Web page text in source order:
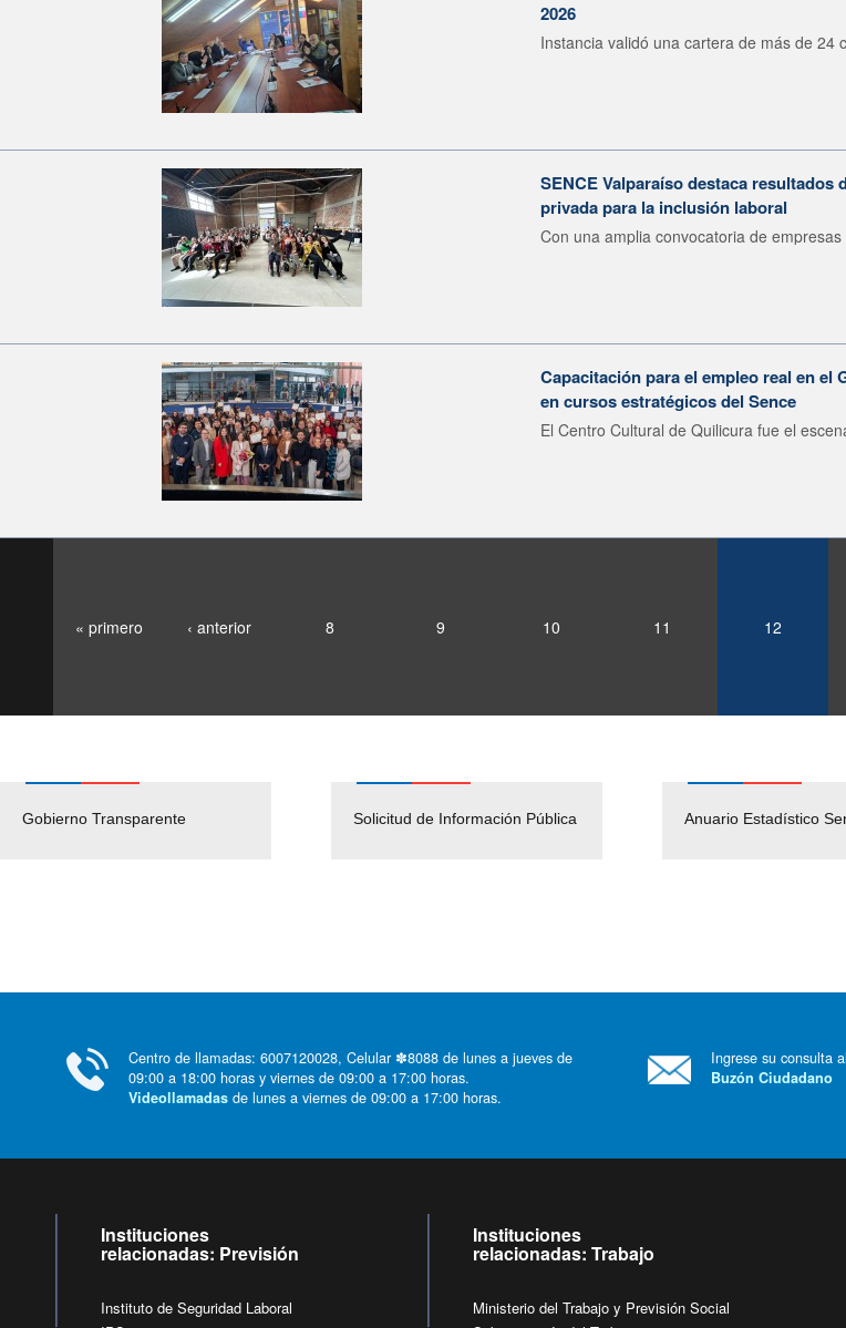
2026
Instancia validó una cartera de más de 24
SENCE Valparaíso destaca
privada para la inclusión laboral
Con una amplia convocatoria de
Capacitación para el empleo real en el
en cursos estratégicos del Sence
El Centro Cultural de Quilicura fue el
« primero ‹ anterior 8 9 10 11 12
Gobierno Transparente Solicitud de Información Pública Anuario Estadístico
Pago Proveedores
Empleos Públicos
Solicitud Audiencias y
Centro de llamadas: 6007120028, Celular ✽8088 de lunes a jueves de
09:00 a 18:00 horas y viernes de 09:00 a 17:00 horas.
Videollamadas de lunes a viernes de 09:00 a 17:00 horas.
Ingrese su consulta al
Buzón Ciudadano
Instituciones
relacionadas: Previsión
Instituto de Seguridad Laboral
Instituciones
relacionadas: Trabajo
Ministerio del Trabajo y Previsión Social